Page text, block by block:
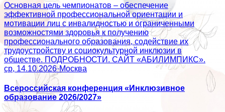
Основная цель чемпионатов – обеспечение
эффективной профессиональной ориентации и
мотивации лиц с инвалидностью и ограниченными
возможностями здоровья к получению
профессионального образования, содействие их
трудоустройству и социокультурной инклюзии в
обществе. ПОДРОБНОСТИ. САЙТ «АБИЛИМПИКС».
ср, 14.10.2026·Москва
Всероссийская конференция «Инклюзивное
образование 2026/2027»